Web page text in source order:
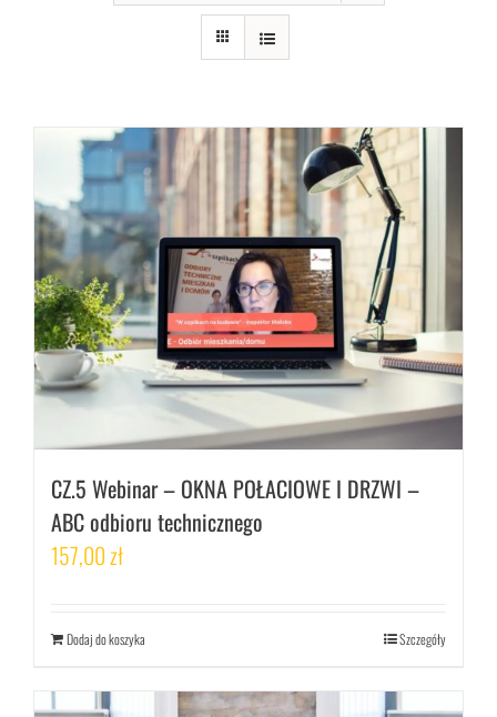
CZ.5 Webinar – OKNA POŁACIOWE I DRZWI –
ABC odbioru technicznego
157,00zł
Dodaj do koszyka Szczegóły